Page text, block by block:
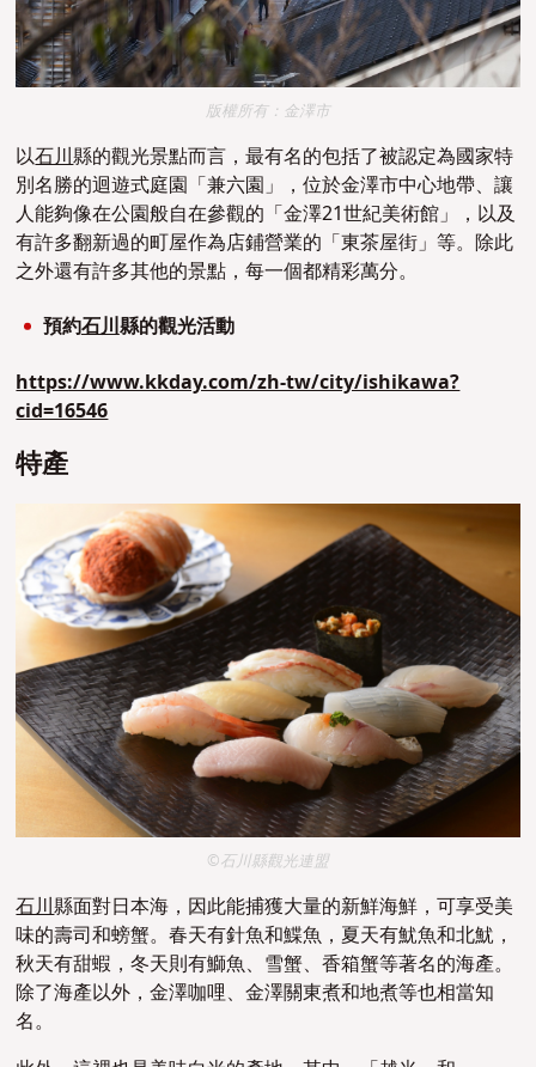
版權所有：金澤市
以石川縣的觀光景點而言，最有名的包括了被認定為國家特
別名勝的迴遊式庭園「兼六園」 ，位於金澤市中心地帶、讓
人能夠像在公園般自在參觀的「金澤21世紀美術館」，以及
有許多翻新過的町屋作為店鋪營業的「東茶屋街」等。除此
之外還有許多其他的景點，每一個都精彩萬分。
預約石川縣的觀光活動
https://www.kkday.com/zh-tw/city/ishikawa?
cid=16546
特產
©石川縣觀光連盟
石川縣面對日本海，因此能捕獲大量的新鮮海鮮 ，可享受美
味的壽司和螃蟹。春天有針魚和鰈魚，夏天有魷魚和北魷 ，
秋天有甜蝦，冬天則有鰤魚、雪蟹、香箱蟹等著名的海產。
除了海產以外，金澤咖哩、金澤關東煮和地煮等也相當知
名。